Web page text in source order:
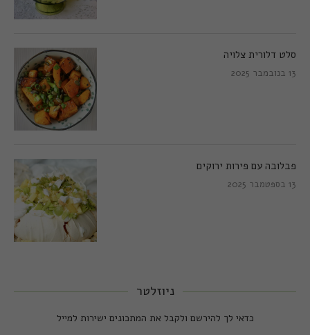
סלט דלורית צלויה
13 בנובמבר 2025
פבלובה עם פירות ירוקים
13 בספטמבר 2025
ניוזלטר
כדאי לך להירשם ולקבל את המתכונים ישירות למייל